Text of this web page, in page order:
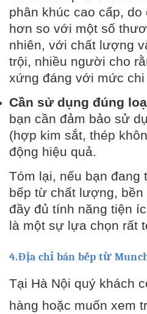
phân khúc cao cấp,
hơn so với một số
nhiên, với chất lượng
trội, nhiều người cho
xứng đáng với mức chi
Cần sử dụng đúng
bạn cần đảm bảo sử
(hợp kim sắt, thép
động hiệu quả.
Tóm lại, nếu bạn đang
bếp từ chất lượng,
đầy đủ tính năng tiện
là một sự lựa chọn rất
4.Địa chỉ bán bếp từ
Tại Hà Nội quý khách
hàng hoặc muốn xem